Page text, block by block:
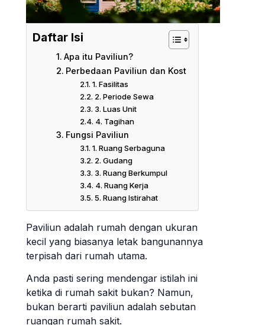
Daftar Isi
Apa itu Paviliun?
Perbedaan Paviliun dan Kost
1. Fasilitas
2. Periode Sewa
3. Luas Unit
4. Tagihan
Fungsi Paviliun
1. Ruang Serbaguna
2. Gudang
3. Ruang Berkumpul
4. Ruang Kerja
5. Ruang Istirahat
Paviliun adalah rumah dengan ukuran
kecil yang biasanya letak bangunannya
terpisah dari rumah utama.
Anda pasti sering mendengar istilah ini
ketika di rumah sakit bukan? Namun,
bukan berarti paviliun adalah sebutan
ruangan rumah sakit.